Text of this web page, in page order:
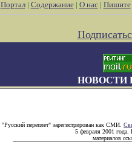
Портал| Содержание| О нас| Пишите
НОВОСТИ
"Русский переплет" зарегистрирован как СМИ.
5 февраля 2001 года.
материалов